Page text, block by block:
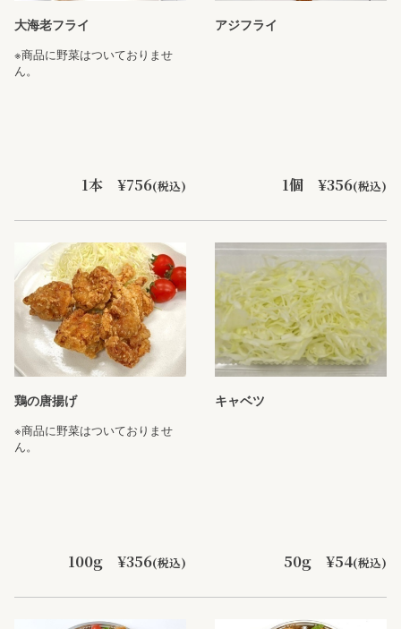
大海老フライ
※商品に野菜はついておりませ
ん。
1本 ¥756(税込)
アジフライ
1個 ¥356(税込)
鶏の唐揚げ
※商品に野菜はついておりませ
ん。
100g ¥356(税込)
キャベツ
50g ¥54(税込)